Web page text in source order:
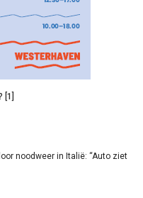
noodweer in Italië: “Auto ziet